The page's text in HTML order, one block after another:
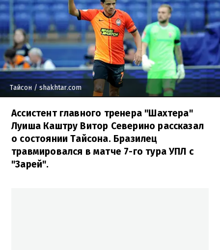
Тайсон / shakhtar.com
Ассистент главного тренера "Шахтера"
Луиша Каштру Витор Северино рассказал
о состоянии Тайсона. Бразилец
травмировался в матче 7-го тура УПЛ с
"Зарей".